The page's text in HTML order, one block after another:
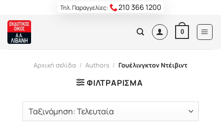
content
Τηλ. Παραγγελίες: 210 366 1200
0
Αρχική σελίδα / Authors / Γουέλινγκτον Ντέιβιντ
ΦΙΛΤΡΆΡΙΣΜΑ